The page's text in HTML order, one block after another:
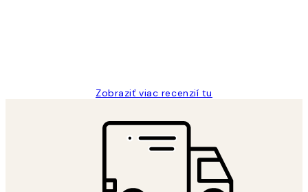
Zobraziť viac recenzií tu